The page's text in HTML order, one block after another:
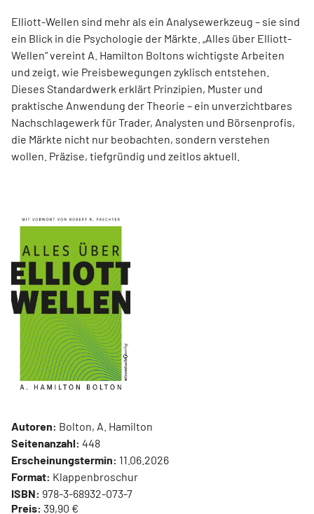
Elliott-Wellen sind mehr als ein Analysewerkzeug – sie sind
ein Blick in die Psychologie der Märkte. „Alles über Elliott-
Wellen“ vereint A. Hamilton Boltons wichtigste Arbeiten
und zeigt, wie Preisbewegungen zyklisch entstehen.
Dieses Standardwerk erklärt Prinzipien, Muster und
praktische Anwendung der Theorie – ein unverzichtbares
Nachschlagewerk für Trader, Analysten und Börsenprofis,
die Märkte nicht nur beobachten, sondern verstehen
wollen. Präzise, tiefgründig und zeitlos aktuell.
Autoren: Bolton, A. Hamilton
Seitenanzahl: 448
Erscheinungstermin: 11.06.2026
Format: Klappenbroschur
ISBN: 978-3-68932-073-7
Preis: 39,90 €